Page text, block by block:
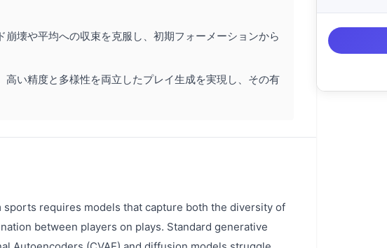
壊や平均への収束を克服し、初期フォーメーションから
高い精度と多様性を両立したプレイ生成を実現し、その有
requires models that capture both the diversity of
between players on plays. Standard generative